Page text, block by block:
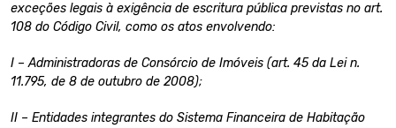
exceções legais à exigência de escritura pública previstas no art.
108 do Código Civil, como os atos envolvendo:
I – Administradoras de Consórcio de Imóveis (art. 45 da Lei n.
11.795, de 8 de outubro de 2008);
II – Entidades integrantes do Sistema Financeira de Habitação